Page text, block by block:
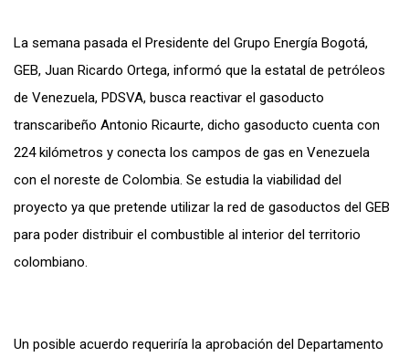
La semana pasada el Presidente del Grupo Energía Bogotá,
GEB, Juan Ricardo Ortega, informó que la estatal de petróleos
de Venezuela, PDSVA, busca reactivar el gasoducto
transcaribeño Antonio Ricaurte, dicho gasoducto cuenta con
224 kilómetros y conecta los campos de gas en Venezuela
con el noreste de Colombia. Se estudia la viabilidad del
proyecto ya que pretende utilizar la red de gasoductos del GEB
para poder distribuir el combustible al interior del territorio
colombiano.
Un posible acuerdo requeriría la aprobación del Departamento